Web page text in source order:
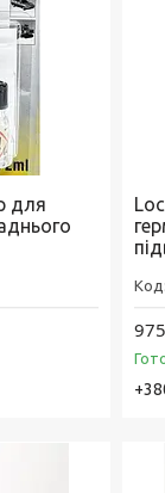
для